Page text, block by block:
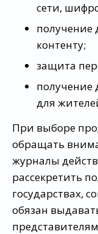
сети,
получение
контенту;
защита
получение
для
При выборе
обращать
журналы
рассекретить
государствах,
обязан